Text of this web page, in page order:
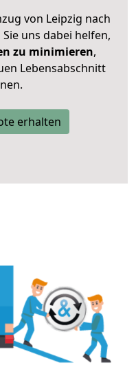
von Leipzig nach
uns dabei helfen,
zu minimieren,
Lebensabschnitt
erhalten